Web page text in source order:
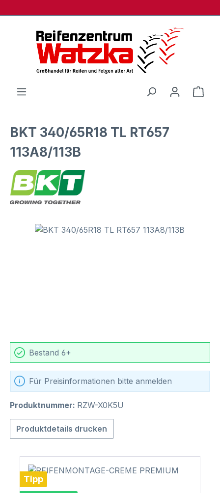
BKT 340/65R18 TL RT657
113A8/113B
Bildergalerie überspringen
Bestand 6+
Für Preisinformationen bitte anmelden
Produktnummer: RZW-X0K5U
Produktdetails drucken
Tipp